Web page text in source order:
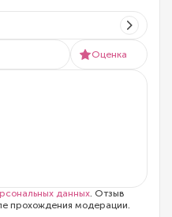
Оценка
данных . Отзыв
прохождения модерации.